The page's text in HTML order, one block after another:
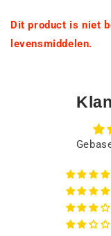
Dit product is niet
levensmiddelen.